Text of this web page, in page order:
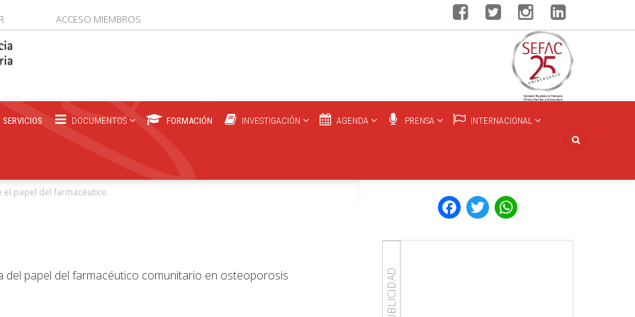
ACCESO MIEMBROS
SERVICIOS DOCUMENTOS FORMACIÓN INVESTIGACIÓN AGENDA PRENSA INTERNACIONAL
papel del farmacéutico Facebook
Twitter
del papel del farmacéutico comunitario en osteoporosis PUBLICIDAD